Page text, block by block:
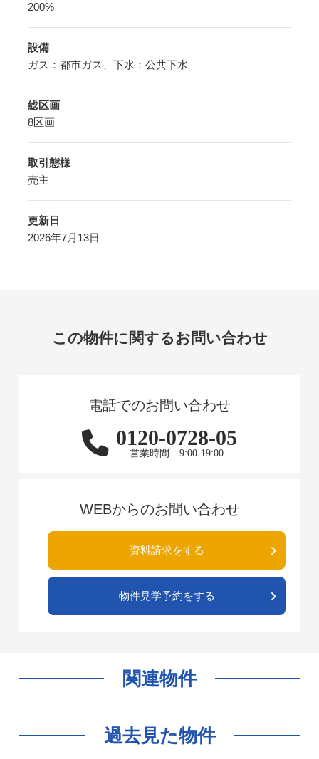
200%
設備
ガス：都市ガス、下水：公共下水
総区画
8区画
取引態様
売主
更新日
2026年7月13日
この物件に関するお問い合わせ
電話でのお問い合わせ
0120-0728-05
営業時間 9:00-19:00
WEBからのお問い合わせ
資料請求をする
物件見学予約をする
関連物件
過去見た物件